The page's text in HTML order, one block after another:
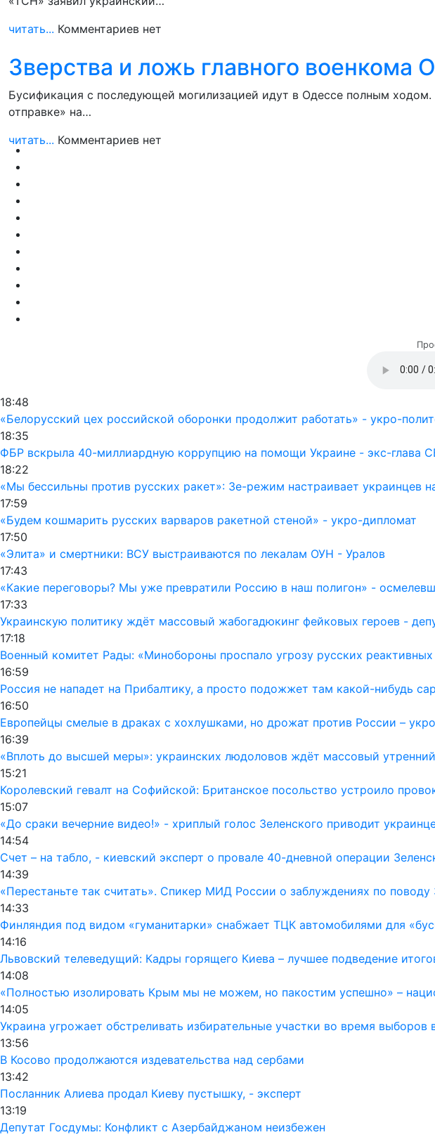
читать... Комментариев нет
Зверства и ложь главного военкома
Бусификация с последующей могилизацией идут в Одессе полным
отправке» на…
читать... Комментариев нет
18:48
«Белорусский цех российской оборонки продолжит работать» - укро-
18:35
ФБР вскрыла 40-миллиардную коррупцию на помощи Украине - экс-глава
18:22
«Мы бессильны против русских ракет»: Зе-режим настраивает украинцев
17:59
«Будем кошмарить русских варваров ракетной стеной» - укро-дипломат
17:50
«Элита» и смертники: ВСУ выстраиваются по лекалам ОУН - Уралов
17:43
«Какие переговоры? Мы уже превратили Россию в наш полигон» -
17:33
Украинскую политику ждёт массовый жабогадюкинг фейковых героев -
17:18
Военный комитет Рады: «Минобороны проспало угрозу русских
16:59
Россия не нападет на Прибалтику, а просто подожжет там какой-нибудь
16:50
Европейцы смелые в драках с хохлушками, но дрожат против России –
16:39
«Вплоть до высшей меры»: украинских людоловов ждёт массовый
15:21
Королевский гевалт на Софийской: Британское посольство устроило
15:07
«До сраки вечерние видео!» - хриплый голос Зеленского приводит
14:54
Счет – на табло, - киевский эксперт о провале 40-дневной операции
14:39
«Перестаньте так считать». Спикер МИД России о заблуждениях по поводу
14:33
Финляндия под видом «гуманитарки» снабжает ТЦК автомобилями для
14:16
Львовский телеведущий: Кадры горящего Киева – лучшее подведение
14:08
«Полностью изолировать Крым мы не можем, но пакостим успешно» –
14:05
Украина угрожает обстреливать избирательные участки во время выборов
13:56
В Косово продолжаются издевательства над сербами
13:42
Посланник Алиева продал Киеву пустышку, - эксперт
13:19
Депутат Госдумы: Конфликт с Азербайджаном неизбежен